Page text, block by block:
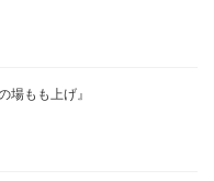
もも上げ』